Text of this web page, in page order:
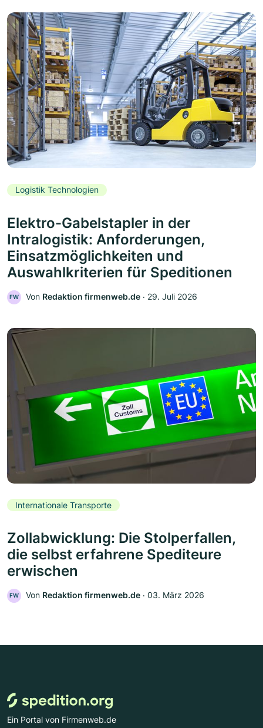
Logistik Technologien
Elektro-Gabelstapler in der
Intralogistik: Anforderungen,
Einsatzmöglichkeiten und
Auswahlkriterien für Speditionen
FW Von Redaktion firmenweb.de ‧ 29. Juli 2026
Internationale Transporte
Zollabwicklung: Die Stolperfallen,
die selbst erfahrene Spediteure
erwischen
FW Von Redaktion firmenweb.de ‧ 03. März 2026
Ein Portal von Firmenweb.de